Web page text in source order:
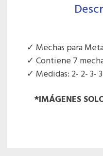
Mechas para
Contiene 7
Medidas: 2- 2- 3-
*IMÁGENES